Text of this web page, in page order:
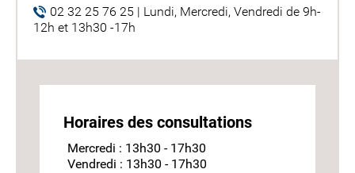
02 32 25 76 25 | Lundi, Mercredi, Vendredi de 9h-
12h et 13h30 -17h
Horaires des consultations
Mercredi : 13h30 - 17h30
Vendredi : 13h30 - 17h30